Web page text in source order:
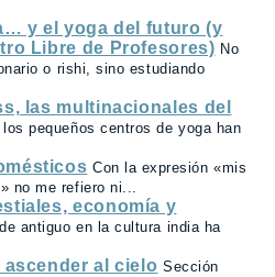
y el yoga del futuro (y
Libre de Profesores) No
o rishi, sino estudiando
las multinacionales del
pequeños centros de yoga han
Con la expresión «mis
no me refiero ni...
economía y
antiguo en la cultura india ha
ascender al cielo Sección